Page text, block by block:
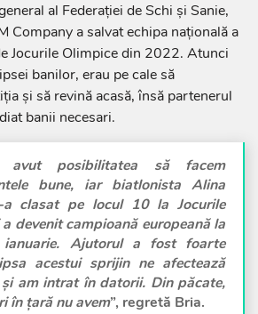
al Federației de Schi și Sanie,
Company a salvat echipa națională a
Jocurile Olimpice din 2022. Atunci
banilor, erau pe cale să
și să revină acasă, însă partenerul
banii necesari.
posibilitatea să facem
bune, iar biatlonista Alina
a clasat pe locul 10 la Jocurile
devenit campioană europeană la
Ajutorul a fost foarte
acestui sprijin ne afectează
am intrat în datorii. Din păcate,
în țară nu avem”, regretă Bria.